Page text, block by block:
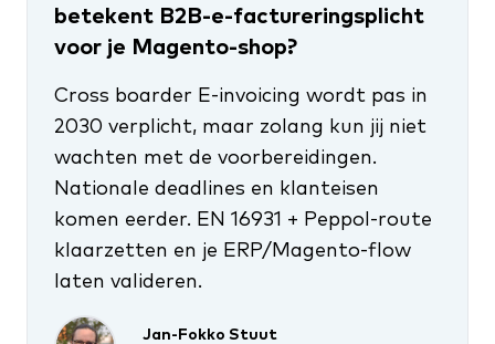
betekent B2B-e-factureringsplicht
voor je Magento-shop?
Cross boarder E-invoicing wordt pas in
2030 verplicht, maar zolang kun jij niet
wachten met de voorbereidingen.
Nationale deadlines en klant­eisen
komen eerder. EN 16931 + Peppol-route
klaarzetten en je ERP/Magento-flow
laten valideren.
Jan-Fokko Stuut